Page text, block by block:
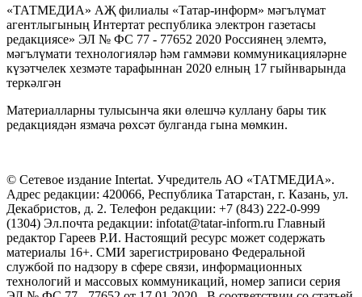
«ТАТМЕДИА» АҖ филиалы «Татар-информ» мәгълүмат
агентлыгының Интертат республика электрон газетасы
редакциясе» ЭЛ № ФС 77 - 77652 2020 Россиянең элемтә,
мәгълүмати технологияләр һәм гаммәви коммуникацияләрне
күзәтчелек хезмәте тарафыннан 2020 елның 17 гыйнварында
теркәлгән
Материалларны тулысынча яки өлешчә куллану бары тик
редакциядән язмача рөхсәт булганда гына мөмкин.
© Сетевое издание Intertat. Учредитель АО «ТАТМЕДИА».
Адрес редакции: 420066, Республика Татарстан, г. Казань, ул.
Декабристов, д. 2. Телефон редакции: +7 (843) 222-0-999
(1304) Эл.почта редакции: infotat@tatar-inform.ru Главный
редактор Гареев Р.И. Настоящий ресурс может содержать
материалы 16+. СМИ зарегистрировано Федеральной
службой по надзору в сфере связи, информационных
технологий и массовых коммуникаций, номер записи серия